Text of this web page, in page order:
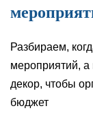
Разбираем,
мероприятий, а
декор, чтобы
бюджет